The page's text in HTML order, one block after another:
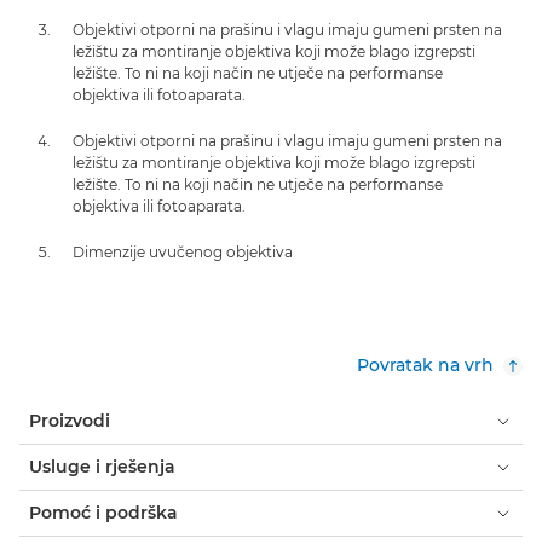
Objektivi otporni na prašinu i vlagu imaju gumeni prsten na
ležištu za montiranje objektiva koji može blago izgrepsti
ležište. To ni na koji način ne utječe na performanse
objektiva ili fotoaparata.
Objektivi otporni na prašinu i vlagu imaju gumeni prsten na
ležištu za montiranje objektiva koji može blago izgrepsti
ležište. To ni na koji način ne utječe na performanse
objektiva ili fotoaparata.
Dimenzije uvučenog objektiva
Povratak na vrh
Proizvodi
Usluge i rješenja
Pomoć i podrška